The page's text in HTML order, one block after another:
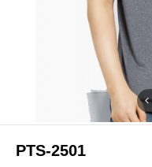
PTS-2501